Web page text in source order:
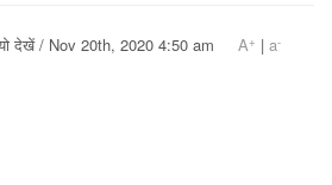
देखें / Nov 20th, 2020 4:50 am A+ | a-